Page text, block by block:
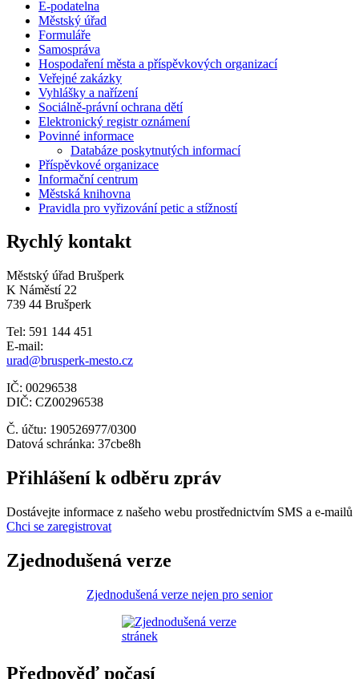
E-podatelna
Městský úřad
Formuláře
Samospráva
Hospodaření města a příspěvkových organizací
Veřejné zakázky
Vyhlášky a nařízení
Sociálně-právní ochrana dětí
Elektronický registr oznámení
Povinné informace
Databáze poskytnutých informací
Příspěvkové organizace
Informační centrum
Městská knihovna
Pravidla pro vyřizování petic a stížností
Rychlý kontakt
Městský úřad Brušperk
K Náměstí 22
739 44 Brušperk
Tel: 591 144 451
E-mail:
urad@brusperk-mesto.cz
IČ: 00296538
DIČ: CZ00296538
Č. účtu: 190526977/0300
Datová schránka: 37cbe8h
Přihlášení k odběru zpráv
Dostávejte informace z našeho webu prostřednictvím SMS a e-mailů
Chci se zaregistrovat
Zjednodušená verze
Zjednodušená verze nejen pro senior
Předpověď počasí